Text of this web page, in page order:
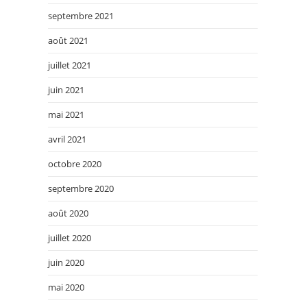
septembre 2021
août 2021
juillet 2021
juin 2021
mai 2021
avril 2021
octobre 2020
septembre 2020
août 2020
juillet 2020
juin 2020
mai 2020